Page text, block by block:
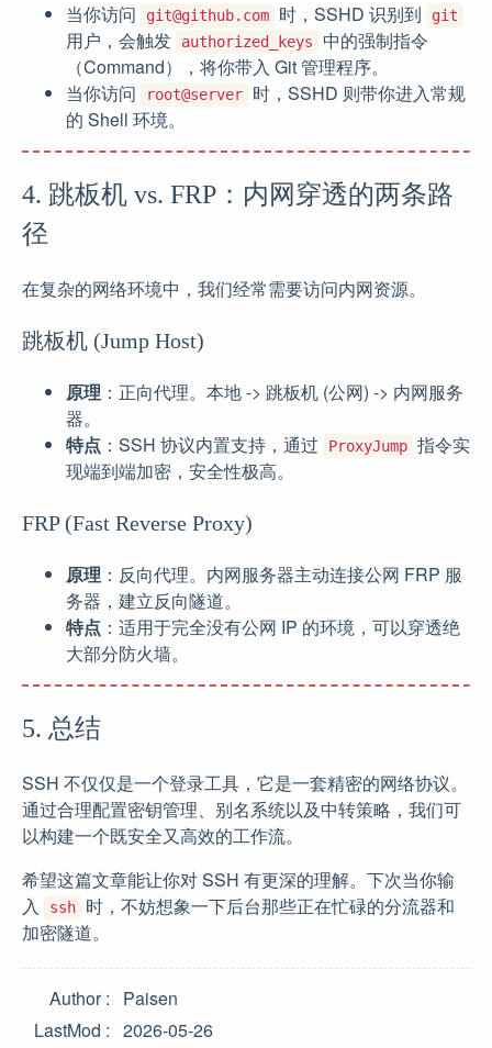
当你访问
git@github.com 时，SSHD 识别到 git
用户，会触发 authorized_keys
中的强制指令
（Command），将你带入 Git 管理程序。
当你访问
root@server
时，SSHD 则带你进入常规
的 Shell 环境。
4. 跳板机 vs. FRP：内网穿透的两条路
径
在复杂的网络环境中，我们经常需要访问内网资源。
跳板机 (Jump Host)
原理 ：正向代理。本地 -> 跳板机 (公网) -> 内网服务
器。
特点 ：SSH 协议内置支持，通过 ProxyJump 指令实
现端到端加密，安全性极高。
FRP (Fast Reverse Proxy)
原理 ：反向代理。内网服务器主动连接公网 FRP 服
务器，建立反向隧道。
特点 ：适用于完全没有公网 IP 的环境，可以穿透绝
大部分防火墙。
5. 总结
SSH 不仅仅是一个登录工具，它是一套精密的网络协议。
通过合理配置密钥管理、别名系统以及中转策略，我们可
以构建一个既安全又高效的工作流。
希望这篇文章能让你对 SSH 有更深的理解。下次当你输
入
ssh
时，不妨想象一下后台那些正在忙碌的分流器和
加密隧道。
Author
Paisen
LastMod
2026-05-26